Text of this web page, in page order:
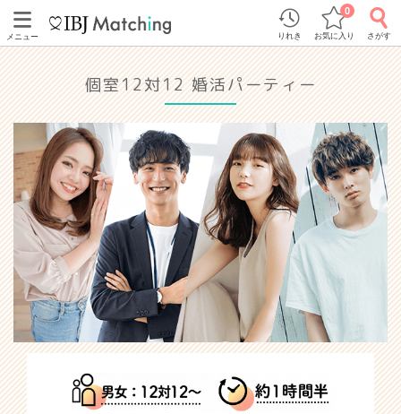
メニュー りれき お気に入り
0
さがす
個室12対12 婚活パーティー